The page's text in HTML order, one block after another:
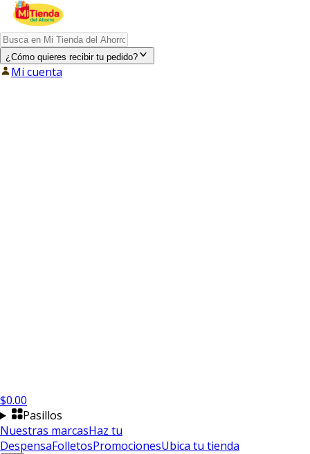
¿Cómo quieres recibir tu pedido?
Mi cuenta
$0.00
Pasillos
Nuestras marcasHaz tu
DespensaFolletosPromocionesUbica tu tienda